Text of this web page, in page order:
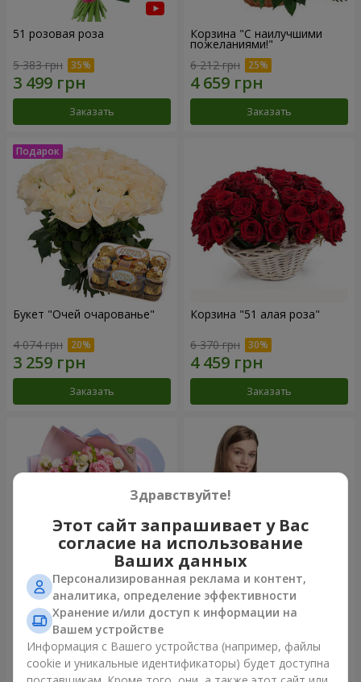
51 розовая роза
5 383 грн
Заказать
Корзина "С наилучшими
пожеланиями!"
6 212 грн
Заказать
Букет "Очей очарованье"
4 074 грн
Заказать
Корзина "51 алая роза"
6 370 грн
Заказать
Букет "Сказка моей жизни"
2 443 грн
Заказать
Корзина "Ангелочек"
Заказать
Здравствуйте!
Этот сайт запрашивает у Вас
согласие на использование
Ваших данных
Персонализированная реклама и контент,
аналитика, определение эффективности
Хранение и/или доступ к информации на
Вашем устройстве
Информация с Вашего устройства (например, файлы
cookie и уникальные идентификаторы) будет доступна